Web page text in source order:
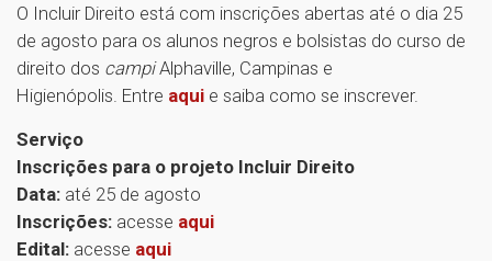
O Incluir Direito está com inscrições abertas até o dia 25
de agosto para os alunos negros e bolsistas do curso de
direito dos campiAlphaville, Campinas e
Higienópolis. Entre aqui e saiba como se inscrever.
Serviço
Inscrições para o projeto Incluir Direito
Data: até 25 de agosto
Inscrições: acesse aqui
Edital: acesse aqui